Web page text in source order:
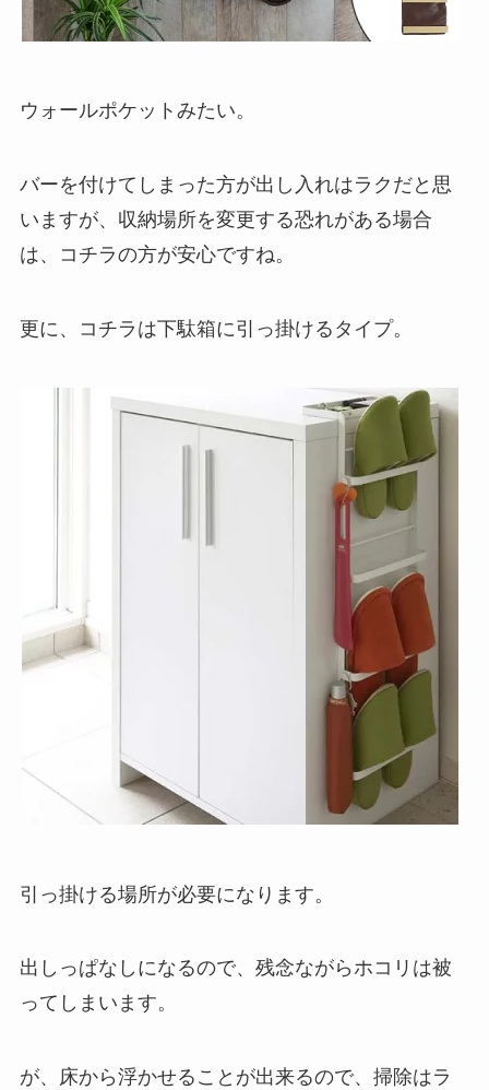
ウォールポケットみたい。
バーを付けてしまった方が出し入れはラクだと思
いますが、収納場所を変更する恐れがある場合
は、コチラの方が安心ですね。
更に、コチラは下駄箱に引っ掛けるタイプ。
引っ掛ける場所が必要になります。
出しっぱなしになるので、残念ながらホコリは被
ってしまいます。
が、床から浮かせることが出来るので、掃除はラ